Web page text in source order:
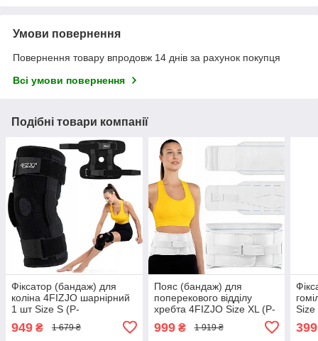
Умови повернення
Повернення товару впродовж 14 днів за рахунок покупця
Всі умови повернення
Подібні товари компанії
Фіксатор (бандаж) для
коліна 4FIZJO шарнірний
1 шт Size S (P-
949 ₴ 1 679 ₴
Пояс (бандаж) для
поперекового відділу
хребта 4FIZJO Size XL (P-
999₴ 1 919 ₴
Size
399